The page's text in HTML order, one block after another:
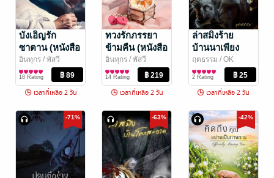
บังเอิญรัก
ซาตาน (หนังสือ
เสียง)
อินทุกร / พัสวี
นิยายรัก
18 Rating
เวลาที่เหลือ 2 วัน
ทวงรักภรรยา
ข้ามคืน (หนังสือ
เสียง)
อินทุกร / พัสวี
นิยายรัก
14 Rating
เวลาที่เหลือ 2 วัน
ล่าสมิงร้าย
บ้านนาเพียง
(หนังสือเสียง)
ฤตธรรม / OK
books
นิยายผจญภัย/บู๊แอก
ชัน
2 Rating
เวลาที่เหลือ 2 วัน
-71% -63% -42%